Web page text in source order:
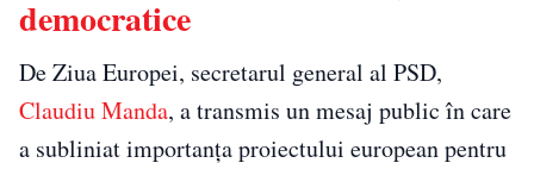
democratice
De Ziua Europei, secretarul general al PSD,
Claudiu Manda, a transmis un mesaj public în care
a subliniat importanța proiectului european pentru